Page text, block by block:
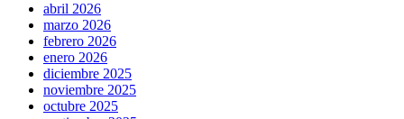
abril 2026
marzo 2026
febrero 2026
enero 2026
diciembre 2025
noviembre 2025
octubre 2025